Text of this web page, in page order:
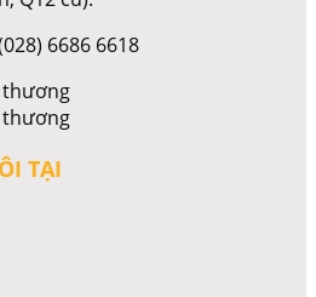
6686 6618
TẠI